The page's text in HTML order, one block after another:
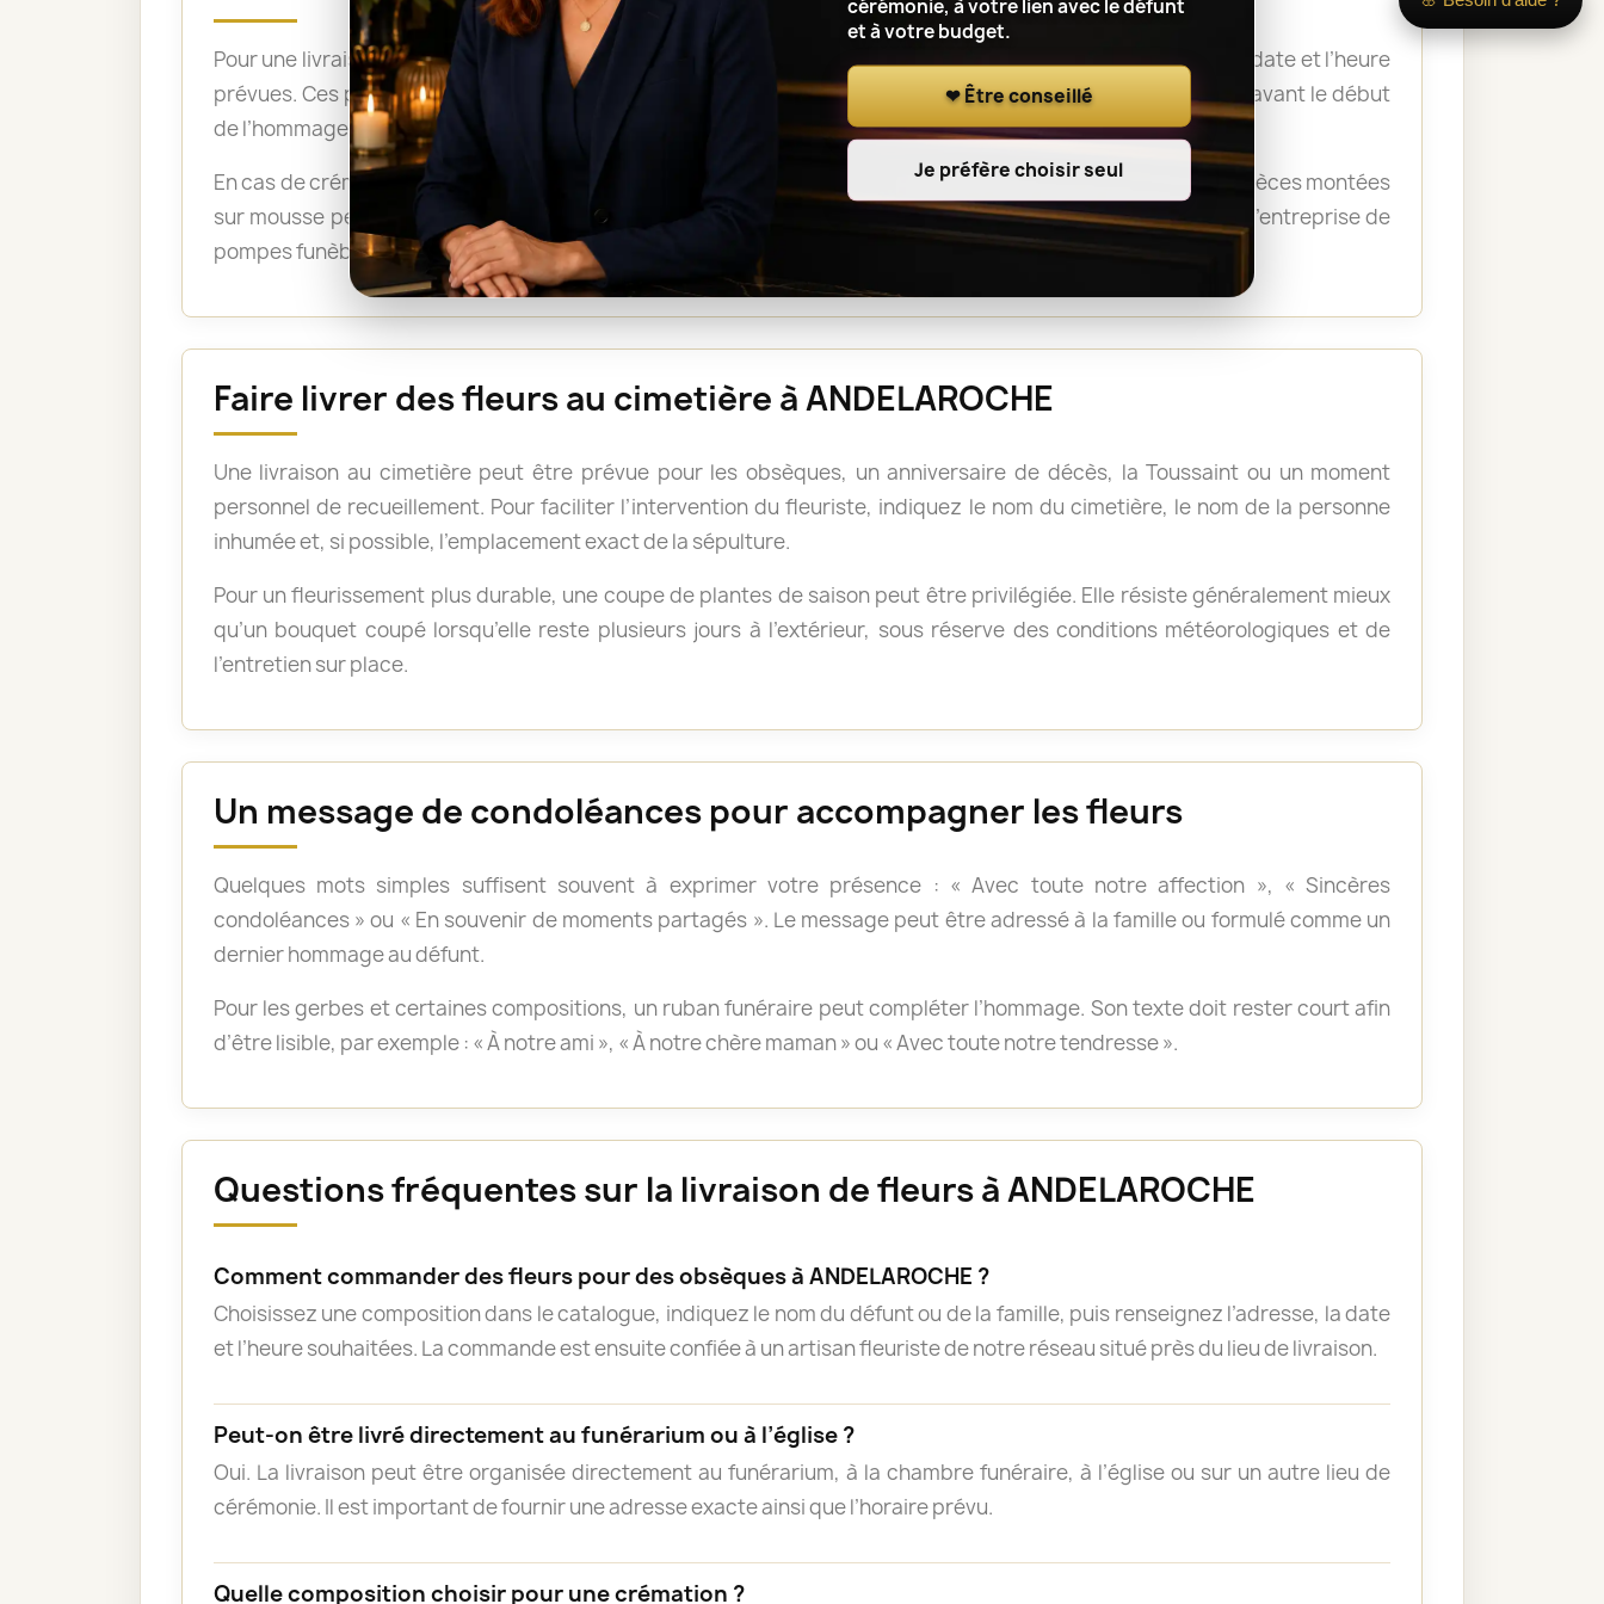
Pour une livraison directement sur le lieu de cérémonie, renseignez l’adresse complète, le nom du défunt, la date et l’heure
prévues. Ces précisions permettent à l’artisan fleuriste de notre réseau de coordonner la remise des fleurs avant le début
de l’hommage.
En cas de crémation, un bouquet ou une gerbe est souvent facile à déplacer après la cérémonie. Certaines pièces montées
sur mousse peuvent être acceptées, mais il reste prudent de vérifier les consignes du crématorium ou de l’entreprise de
pompes funèbres lorsque les fleurs doivent accompagner le cercueil.
Faire livrer des fleurs au cimetière à ANDELAROCHE
Une livraison au cimetière peut être prévue pour les obsèques, un anniversaire de décès, la Toussaint ou un moment
personnel de recueillement. Pour faciliter l’intervention du fleuriste, indiquez le nom du cimetière, le nom de la personne
inhumée et, si possible, l’emplacement exact de la sépulture.
Pour un fleurissement plus durable, une coupe de plantes de saison peut être privilégiée. Elle résiste généralement mieux
qu’un bouquet coupé lorsqu’elle reste plusieurs jours à l’extérieur, sous réserve des conditions météorologiques et de
l’entretien sur place.
Un message de condoléances pour accompagner les fleurs
Quelques mots simples suffisent souvent à exprimer votre présence : « Avec toute notre affection », « Sincères
condoléances » ou « En souvenir de moments partagés ». Le message peut être adressé à la famille ou formulé comme un
dernier hommage au défunt.
Pour les gerbes et certaines compositions, un ruban funéraire peut compléter l’hommage. Son texte doit rester court afin
d’être lisible, par exemple : « À notre ami », « À notre chère maman » ou « Avec toute notre tendresse ».
Questions fréquentes sur la livraison de fleurs à ANDELAROCHE
Comment commander des fleurs pour des obsèques à ANDELAROCHE ?
Choisissez une composition dans le catalogue, indiquez le nom du défunt ou de la famille, puis renseignez l’adresse, la date
et l’heure souhaitées. La commande est ensuite confiée à un artisan fleuriste de notre réseau situé près du lieu de livraison.
Peut-on être livré directement au funérarium ou à l’église ?
Oui. La livraison peut être organisée directement au funérarium, à la chambre funéraire, à l’église ou sur un autre lieu de
cérémonie. Il est important de fournir une adresse exacte ainsi que l’horaire prévu.
Quelle composition choisir pour une crémation ?
cérémonie, à votre lien avec le défunt
et à votre budget.
❤ Être conseillé
Je préfère choisir seul